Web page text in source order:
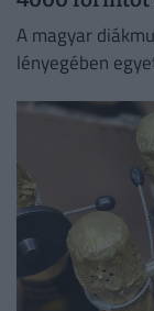
A magyar
lényegében